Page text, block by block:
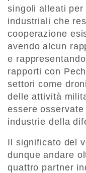
singoli alleati
industriali che
cooperazione
avendo alcun
e
rapporti con
settori come
delle attività
essere
industrie della
Il significato del
dunque andare
quattro partner